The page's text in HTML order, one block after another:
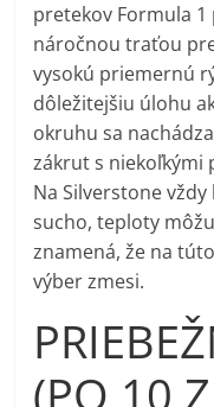
pretekov Formula 1
náročnou traťou
vysokú priemernú
dôležitejšiu úlohu
okruhu sa
zákrut s niekoľkými
Na Silverstone
sucho, teploty
znamená, že na
výber zmesi.
(PO 10